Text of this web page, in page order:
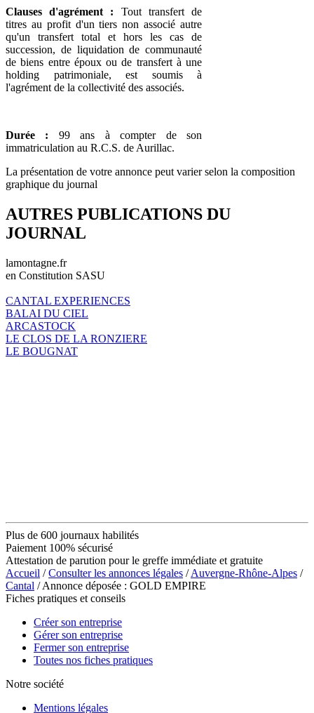
Clauses d'agrément : Tout transfert de
titres au profit d'un tiers non associé autre
qu'un transfert total et hors les cas de
succession, de liquidation de communauté
de biens entre époux ou de transfert à une
holding patrimoniale, est soumis à
l'agrément de la collectivité des associés.
Durée : 99 ans à compter de son
immatriculation au R.C.S. de Aurillac.
La présentation de votre annonce peut varier selon la composition
graphique du journal
AUTRES PUBLICATIONS DU
JOURNAL
lamontagne.fr
en Constitution SASU
CANTAL EXPERIENCES
BALAI DU CIEL
ARCASTOCK
LE CLOS DE LA RONZIERE
LE BOUGNAT
Plus de 600 journaux habilités
Paiement 100% sécurisé
Attestation de parution pour le greffe immédiate et gratuite
Accueil /Consulter les annonces légales /Auvergne-Rhône-Alpes /
Cantal / Annonce déposée : GOLD EMPIRE
Fiches pratiques et conseils
Créer son entreprise
Gérer son entreprise
Fermer son entreprise
Toutes nos fiches pratiques
Notre société
Mentions légales